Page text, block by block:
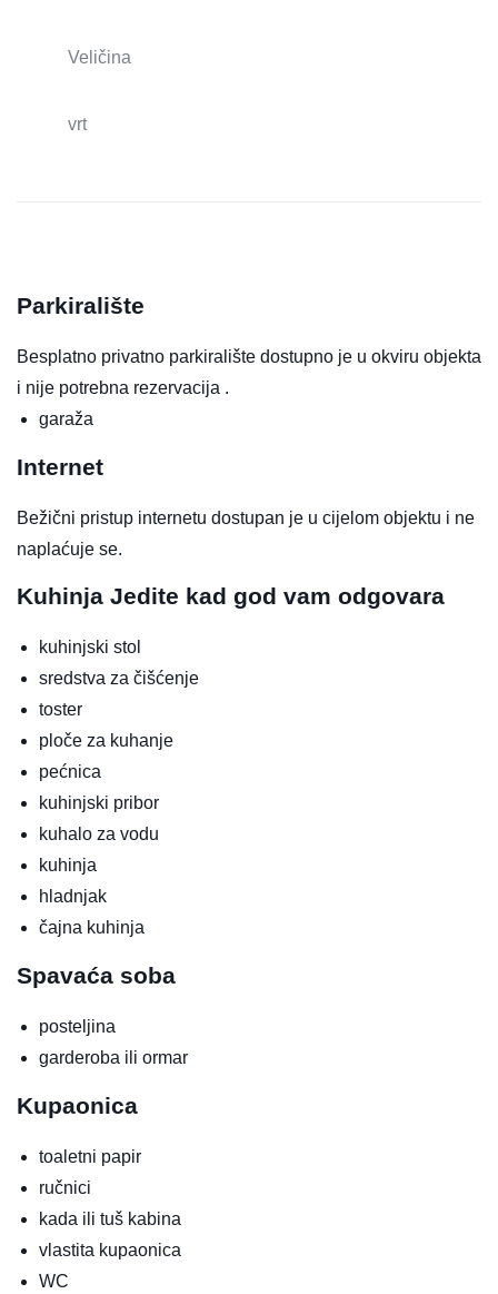
Veličina
vrt
Parkiralište
Besplatno privatno parkiralište dostupno je u okviru objekta
i nije potrebna rezervacija .
garaža
Internet
Bežični pristup internetu dostupan je u cijelom objektu i ne
naplaćuje se.
Kuhinja Jedite kad god vam odgovara
kuhinjski stol
sredstva za čišćenje
toster
ploče za kuhanje
pećnica
kuhinjski pribor
kuhalo za vodu
kuhinja
hladnjak
čajna kuhinja
Spavaća soba
posteljina
garderoba ili ormar
Kupaonica
toaletni papir
ručnici
kada ili tuš kabina
vlastita kupaonica
WC